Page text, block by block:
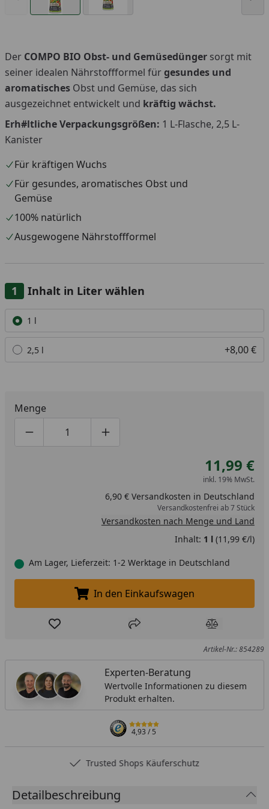
Der COMPO BIO Obst- und Gemüsedünger sorgt mit
seiner idealen Nährstoffformel fürgesundes und
aromatisches Obst und Gemüse, das sich
ausgezeichnet entwickelt und kräftig wächst.
Erh#ltliche Verpackungsgrößen: 1 L-Flasche, 2,5 L-
Kanister
Für kräftigen Wuchs
Für gesundes, aromatisches Obst und
Gemüse
100% natürlich
Ausgewogene Nährstoffformel
Inhalt in Liter wählen
Alle anzeigen (2)
1 l
2,5 l +8,00 €
Menge
Produktmenge um eins verringern
Produktmenge manuell eingeben
Produktmenge um eins erhöhen
11,99 €
inkl. 19% MwSt.
6,90 € Versandkosten in Deutschland
Versandkostenfrei ab 7 Stück
Versandkosten nach Menge und Land
Inhalt: 1 l (11,99 €/l)
Am Lager, Lieferzeit: 1-2 Werktage in Deutschland
In den Einkaufswagen legen
In den Einkaufswagen
Produkt zur Wunschliste hinzufügen
Teilen Produkt
Artikel-Nr.: 854289
Experten-Beratung
Wertvolle Informationen zu diesem
Produkt erhalten.
4,93/ 5
Trusted Shops Käuferschutz
Detailbeschreibung